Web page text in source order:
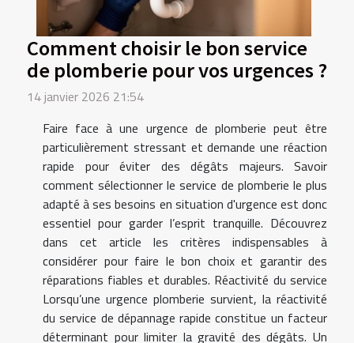
Comment choisir le bon service
de plomberie pour vos urgences ?
14 janvier 2026 21:54
Faire face à une urgence de plomberie peut être
particulièrement stressant et demande une réaction
rapide pour éviter des dégâts majeurs. Savoir
comment sélectionner le service de plomberie le plus
adapté à ses besoins en situation d'urgence est donc
essentiel pour garder l’esprit tranquille. Découvrez
dans cet article les critères indispensables à
considérer pour faire le bon choix et garantir des
réparations fiables et durables. Réactivité du service
Lorsqu’une urgence plomberie survient, la réactivité
du service de dépannage rapide constitue un facteur
déterminant pour limiter la gravité des dégâts. Un